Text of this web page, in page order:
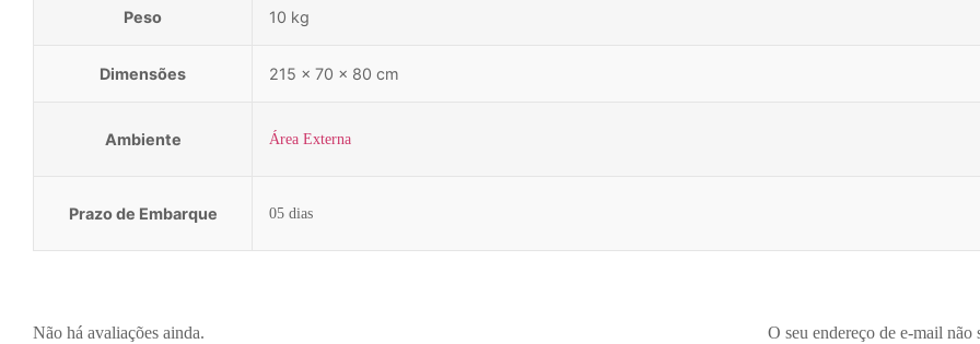
Peso 10 kg
Dimensões 215 × 70 × 80 cm
Ambiente Área Externa
Prazo de Embarque 05 dias
Não há avaliações ainda. O seu endereço de e-mail não